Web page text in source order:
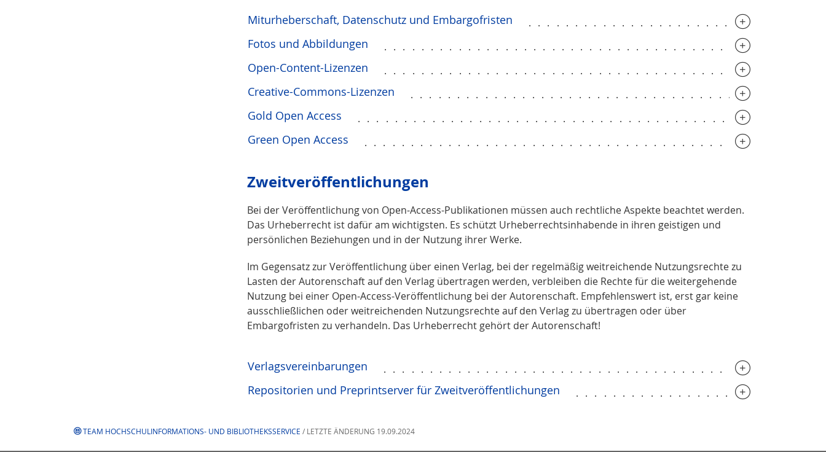
Miturheberschaft, Datenschutz und Embargofristen
Fotos und Abbildungen
Open-Content-Lizenzen
Creative-Commons-Lizenzen
Gold Open Access
Green Open Access
Zweitveröffentlichungen
Bei der Veröffentlichung von Open-Access-Publikationen müssen auch rechtliche Aspekte beachtet werden.
Das Urheberrecht ist dafür am wichtigsten. Es schützt Urheberrechtsinhabende in ihren geistigen und
persönlichen Beziehungen und in der Nutzung ihrer Werke.
Im Gegensatz zur Veröffentlichung über einen Verlag, bei der regelmäßig weitreichende Nutzungsrechte zu
Lasten der Autorenschaft auf den Verlag übertragen werden, verbleiben die Rechte für die weitergehende
Nutzung bei einer Open-Access-Veröffentlichung bei der Autorenschaft. Empfehlenswert ist, erst gar keine
ausschließlichen oder weitreichenden Nutzungsrechte auf den Verlag zu übertragen oder über
Embargofristen zu verhandeln. Das Urheberrecht gehört der Autorenschaft!
Verlagsvereinbarungen
Repositorien und Preprintserver für Zweitveröffentlichungen
TEAM HOCHSCHULINFORMATIONS- UND BIBLIOTHEKSSERVICE / LETZTE ÄNDERUNG 19.09.2024